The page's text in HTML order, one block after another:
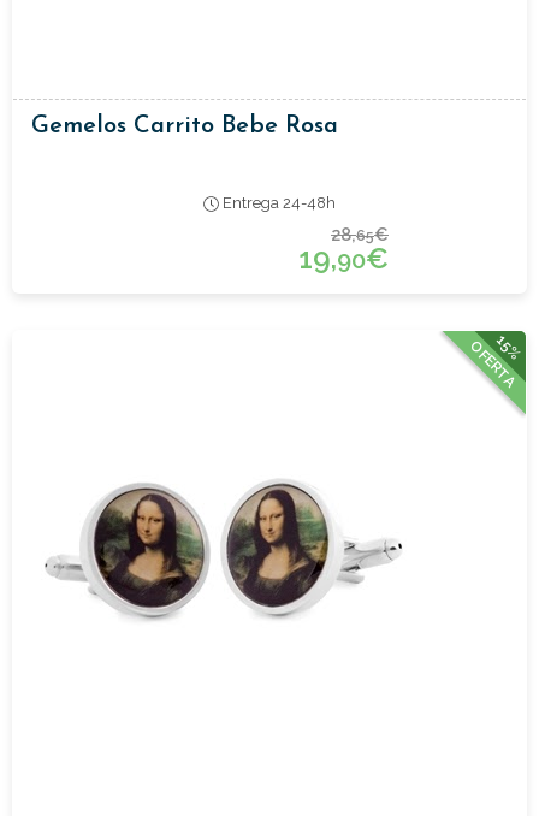
Gemelos Carrito Bebe Rosa
Entrega 24-48h
28,65€
19,90€
15%
OFERTA